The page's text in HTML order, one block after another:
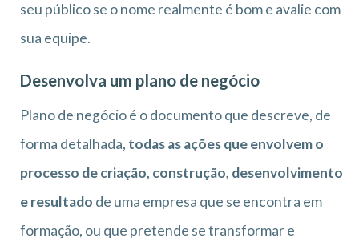
seu público se o nome realmente é bom e avalie com
sua equipe.
Desenvolva um plano de negócio
Plano de negócio é o documento que descreve, de
forma detalhada, todas as ações que envolvem o
processo de criação, construção, desenvolvimento
e resultado de uma empresa que se encontra em
formação, ou que pretende se transformar e